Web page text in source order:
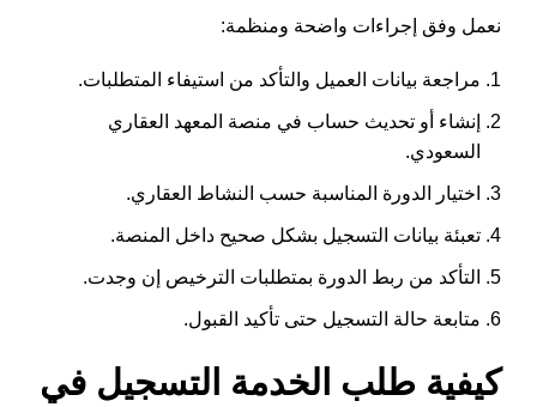
نعمل وفق إجراءات واضحة ومنظمة:
مراجعة بيانات العميل والتأكد من استيفاء المتطلبات.
إنشاء أو تحديث حساب في منصة المعهد العقاري
السعودي.
اختيار الدورة المناسبة حسب النشاط العقاري.
تعبئة بيانات التسجيل بشكل صحيح داخل المنصة.
التأكد من ربط الدورة بمتطلبات الترخيص إن وجدت.
متابعة حالة التسجيل حتى تأكيد القبول.
كيفية طلب الخدمة التسجيل في